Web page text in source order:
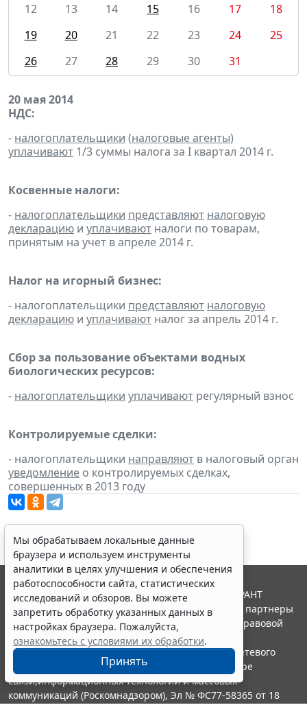
12
13 14 15 16 17
18
19
20 21 22 23 24
25
26
27 28 29 30 31
20 мая 2014
НДС:
- налогоплательщики (налоговые агенты)
уплачивают 1/3 суммы налога за I квартал 2014 г.
Косвенные налоги:
- налогоплательщики представляют налоговую
декларацию и уплачивают налоги по товарам,
принятым на учет в апреле 2014 г.
Налог на игорный бизнес:
- налогоплательщики представляют налоговую
декларацию и уплачивают налог за апрель 2014 г.
Сбор за пользование объектами водных
биологических ресурсов:
- налогоплательщики уплачивают регулярный взнос
Контролируемые сделки:
- налогоплательщики направляют в налоговый орган
уведомление о контролируемых сделках,
совершенных в 2013 году
Мы обрабатываем локальные данные
браузера и используем инструменты
аналитики в целях улучшения и обеспечения
работоспособности сайта, статистических
исследований и обзоров. Вы можете
запретить обработку указанных данных в
настройках браузера. Пожалуйста,
ознакомьтесь с условиями их обработки.
Принять
© ООО "НПП "ГАРАНТ-СЕРВИС", 2026. Система ГАРАНТ
выпускается с 1990 года. Компания "Гарант" и ее партнеры
являются участниками Российской ассоциации правовой
информации ГАРАНТ.
Портал ГАРАНТ.РУ зарегистрирован в качестве сетевого
издания Федеральной службой по надзору в сфере
связи,информационных технологий и массовых
коммуникаций (Роскомнадзором), Эл № ФС77-58365 от 18